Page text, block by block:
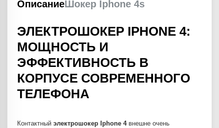
ОписаниеШокер Iphone 4s
ЭЛЕКТРОШОКЕР IPHONE 4:
МОЩНОСТЬ И
ЭФФЕКТИВНОСТЬ В
КОРПУСЕ СОВРЕМЕННОГО
ТЕЛЕФОНА
Контактный электрошокер Iphone 4внешне очень